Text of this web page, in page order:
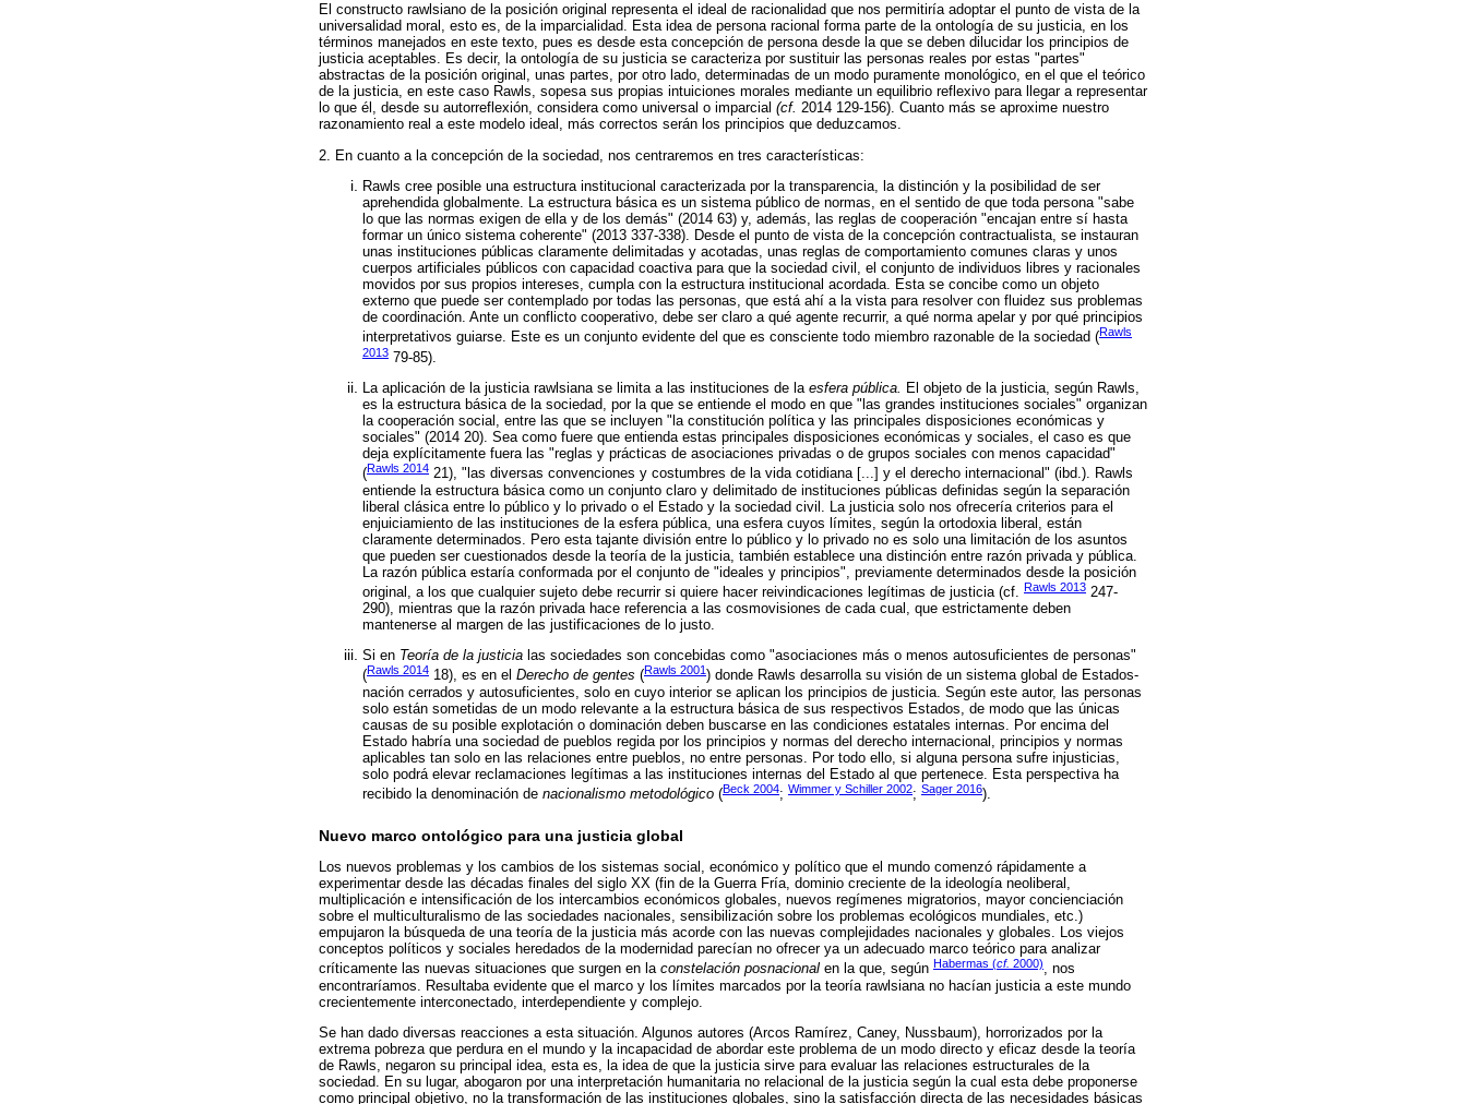
El constructo rawlsiano de la posición original representa el ideal de racionalidad que nos permitiría adoptar el punto de vista de la
universalidad moral, esto es, de la imparcialidad. Esta idea de persona racional forma parte de la ontología de su justicia, en los
términos manejados en este texto, pues es desde esta concepción de persona desde la que se deben dilucidar los principios de
justicia aceptables. Es decir, la ontología de su justicia se caracteriza por sustituir las personas reales por estas "partes"
abstractas de la posición original, unas partes, por otro lado, determinadas de un modo puramente monológico, en el que el teórico
de la justicia, en este caso Rawls, sopesa sus propias intuiciones morales mediante un equilibrio reflexivo para llegar a representar
lo que él, desde su autorreflexión, considera como universal o imparcial (cf. 2014 129-156). Cuanto más se aproxime nuestro
razonamiento real a este modelo ideal, más correctos serán los principios que deduzcamos.
2. En cuanto a la concepción de la sociedad, nos centraremos en tres características:
Rawls cree posible una estructura institucional caracterizada por la transparencia, la distinción y la posibilidad de ser
aprehendida globalmente. La estructura básica es un sistema público de normas, en el sentido de que toda persona "sabe
lo que las normas exigen de ella y de los demás" (2014 63) y, además, las reglas de cooperación "encajan entre sí hasta
formar un único sistema coherente" (2013 337-338). Desde el punto de vista de la concepción contractualista, se instauran
unas instituciones públicas claramente delimitadas y acotadas, unas reglas de comportamiento comunes claras y unos
cuerpos artificiales públicos con capacidad coactiva para que la sociedad civil, el conjunto de individuos libres y racionales
movidos por sus propios intereses, cumpla con la estructura institucional acordada. Esta se concibe como un objeto
externo que puede ser contemplado por todas las personas, que está ahí a la vista para resolver con fluidez sus problemas
de coordinación. Ante un conflicto cooperativo, debe ser claro a qué agente recurrir, a qué norma apelar y por qué principios
interpretativos guiarse. Este es un conjunto evidente del que es consciente todo miembro razonable de la sociedad (Rawls
2013 79-85).
La aplicación de la justicia rawlsiana se limita a las instituciones de la esfera pública. El objeto de la justicia, según Rawls,
es la estructura básica de la sociedad, por la que se entiende el modo en que "las grandes instituciones sociales" organizan
la cooperación social, entre las que se incluyen "la constitución política y las principales disposiciones económicas y
sociales" (2014 20). Sea como fuere que entienda estas principales disposiciones económicas y sociales, el caso es que
deja explícitamente fuera las "reglas y prácticas de asociaciones privadas o de grupos sociales con menos capacidad"
(Rawls 2014 21), "las diversas convenciones y costumbres de la vida cotidiana [...] y el derecho internacional" (ibd.). Rawls
entiende la estructura básica como un conjunto claro y delimitado de instituciones públicas definidas según la separación
liberal clásica entre lo público y lo privado o el Estado y la sociedad civil. La justicia solo nos ofrecería criterios para el
enjuiciamiento de las instituciones de la esfera pública, una esfera cuyos límites, según la ortodoxia liberal, están
claramente determinados. Pero esta tajante división entre lo público y lo privado no es solo una limitación de los asuntos
que pueden ser cuestionados desde la teoría de la justicia, también establece una distinción entre razón privada y pública.
La razón pública estaría conformada por el conjunto de "ideales y principios", previamente determinados desde la posición
original, a los que cualquier sujeto debe recurrir si quiere hacer reivindicaciones legítimas de justicia (cf. Rawls 2013 247-
290), mientras que la razón privada hace referencia a las cosmovisiones de cada cual, que estrictamente deben
mantenerse al margen de las justificaciones de lo justo.
Si en Teoría de la justicia las sociedades son concebidas como "asociaciones más o menos autosuficientes de personas"
(Rawls 2014 18), es en el Derecho de gentes (Rawls 2001) donde Rawls desarrolla su visión de un sistema global de Estados-
nación cerrados y autosuficientes, solo en cuyo interior se aplican los principios de justicia. Según este autor, las personas
solo están sometidas de un modo relevante a la estructura básica de sus respectivos Estados, de modo que las únicas
causas de su posible explotación o dominación deben buscarse en las condiciones estatales internas. Por encima del
Estado habría una sociedad de pueblos regida por los principios y normas del derecho internacional, principios y normas
aplicables tan solo en las relaciones entre pueblos, no entre personas. Por todo ello, si alguna persona sufre injusticias,
solo podrá elevar reclamaciones legítimas a las instituciones internas del Estado al que pertenece. Esta perspectiva ha
recibido la denominación de nacionalismo metodológico (Beck 2004; Wimmer y Schiller 2002; Sager 2016).
Nuevo marco ontológico para una justicia global
Los nuevos problemas y los cambios de los sistemas social, económico y político que el mundo comenzó rápidamente a
experimentar desde las décadas finales del siglo XX (fin de la Guerra Fría, dominio creciente de la ideología neoliberal,
multiplicación e intensificación de los intercambios económicos globales, nuevos regímenes migratorios, mayor concienciación
sobre el multiculturalismo de las sociedades nacionales, sensibilización sobre los problemas ecológicos mundiales, etc.)
empujaron la búsqueda de una teoría de la justicia más acorde con las nuevas complejidades nacionales y globales. Los viejos
conceptos políticos y sociales heredados de la modernidad parecían no ofrecer ya un adecuado marco teórico para analizar
críticamente las nuevas situaciones que surgen en la constelación posnacional en la que, según Habermas (cf. 2000), nos
encontraríamos. Resultaba evidente que el marco y los límites marcados por la teoría rawlsiana no hacían justicia a este mundo
crecientemente interconectado, interdependiente y complejo.
Se han dado diversas reacciones a esta situación. Algunos autores (Arcos Ramírez, Caney, Nussbaum), horrorizados por la
extrema pobreza que perdura en el mundo y la incapacidad de abordar este problema de un modo directo y eficaz desde la teoría
de Rawls, negaron su principal idea, esta es, la idea de que la justicia sirve para evaluar las relaciones estructurales de la
sociedad. En su lugar, abogaron por una interpretación humanitaria no relacional de la justicia según la cual esta debe proponerse
como principal objetivo, no la transformación de las instituciones globales, sino la satisfacción directa de las necesidades básicas